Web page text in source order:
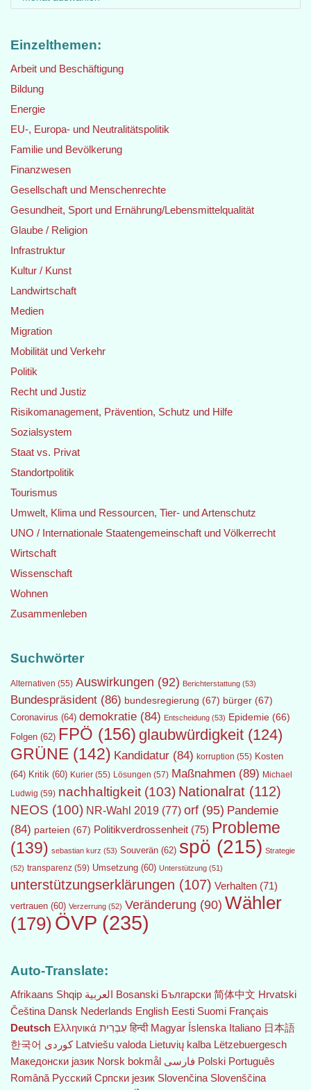
Einzelthemen:
Arbeit und Beschäftigung
Bildung
Energie
EU-, Europa- und Neutralitätspolitik
Familie und Bevölkerung
Finanzwesen
Gesellschaft und Menschenrechte
Gesundheit, Sport und Ernährung/Lebensmittelqualität
Glaube / Religion
Infrastruktur
Kultur / Kunst
Landwirtschaft
Medien
Migration
Mobilität und Verkehr
Politik
Recht und Justiz
Risikomanagement, Prävention, Schutz und Hilfe
Sozialsystem
Staat vs. Privat
Standortpolitik
Tourismus
Umwelt, Klima und Ressourcen, Tier- und Artenschutz
UNO / Internationale Staatengemeinschaft und Völkerrecht
Wirtschaft
Wissenschaft
Wohnen
Zusammenleben
Suchwörter
Alternativen (55) Auswirkungen (92) Berichterstattung (53)
Bundespräsident (86) bundesregierung (67) bürger (67)
Coronavirus (64) demokratie (84) Entscheidung (53) Epidemie (66)
Folgen (62) FPÖ (156) glaubwürdigkeit (124)
GRÜNE (142) Kandidatur (84) korruption (55) Kosten
(64) Kritik (60) Kurier (55) Lösungen (57) Maßnahmen (89) Michael
Ludwig (59) nachhaltigkeit (103) Nationalrat (112)
NEOS (100) NR-Wahl 2019 (77) orf (95) Pandemie
(84) parteien (67) Politikverdrossenheit (75) Probleme
(139) sebastian kurz (53) Souverän (62) spö (215) Strategie
(52) transparenz (59) Umsetzung (60) Unterstützung (51)
unterstützungserklärungen (107) Verhalten (71)
vertrauen (60) Verzerrung (52) Veränderung (90) Wähler
(179) ÖVP (235)
Auto-Translate:
Afrikaans Shqip العربية Bosanski Български 简体中文 Hrvatski
Čeština‎ Dansk Nederlands English Eesti Suomi Français
Deutsch Ελληνικά עִבְרִית हिन्दी Magyar Íslenska Italiano 日本語
한국어
Latviešu valoda Lietuvių kalba Lëtzebuergesch
Македонски јазик Norsk bokmål فارسی Polski Português
Română Русский Српски језик Slovenčina Slovenščina